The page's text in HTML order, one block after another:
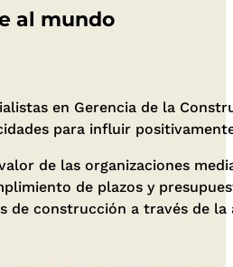
al mundo
en Gerencia de la
para influir
de las organizaciones
de plazos y
de construcción a través de